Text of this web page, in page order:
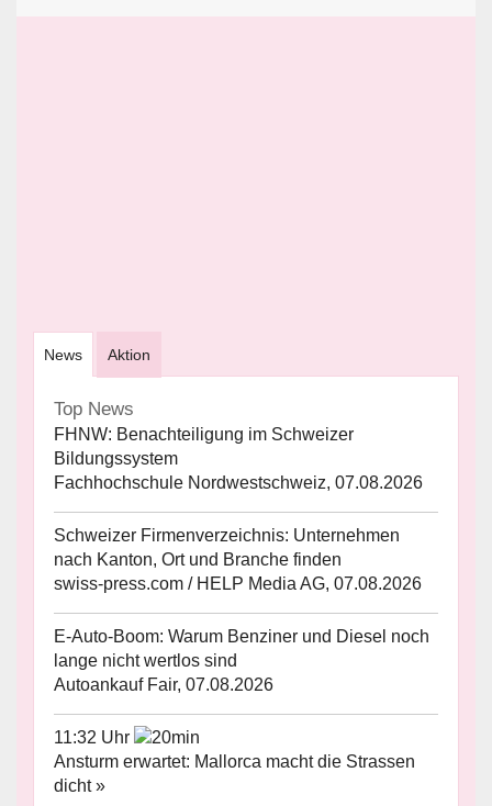
News Aktion
Top News
FHNW: Benachteiligung im Schweizer
Bildungssystem
Fachhochschule Nordwestschweiz, 07.08.2026
Schweizer Firmenverzeichnis: Unternehmen
nach Kanton, Ort und Branche finden
swiss-press.com / HELP Media AG, 07.08.2026
E-Auto-Boom: Warum Benziner und Diesel noch
lange nicht wertlos sind
Autoankauf Fair, 07.08.2026
11:32 Uhr
Ansturm erwartet: Mallorca macht die Strassen
dicht »